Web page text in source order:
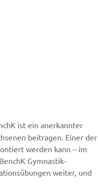
ist ein anerkannter
beitragen. Einer der
werden kann – im
Gymnastik-
weiter, und